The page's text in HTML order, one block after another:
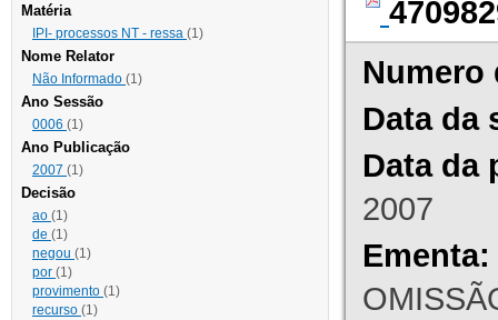
Matéria
IPI- processos NT - ressa (1)
Nome Relator
Não Informado (1)
Ano Sessão
0006 (1)
Ano Publicação
2007 (1)
Decisão
ao (1)
de (1)
negou (1)
por (1)
provimento (1)
recurso (1)
Numero
Data da
Data da
2007
Ementa: